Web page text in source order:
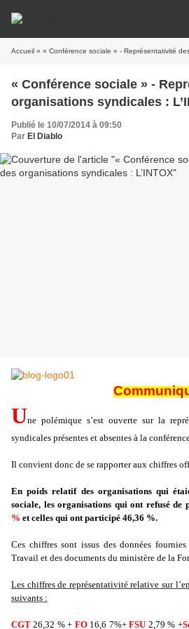
Accueil » « Conférence sociale » - Représentativité des
« Conférence sociale » -
organisations syndicales :
Publié le 10/07/2014 à 09:50
Par El Diablo
Une polémique s’est ouverte sur la
syndicales présentes et absentes à la
Il convient donc de se rapporter aux chiffres
En poids relatif des organisations qui
sociale, les organisations qui ont refusé de
% et celles qui ont participé 46,36 %.
Ces chiffres sont issus des données
Travail et des documents du ministère de la
Les chiffres de représentativité relative sur
suivants :
CGT 26,32 % + FO16,6 7%+FSU 2,79 % +